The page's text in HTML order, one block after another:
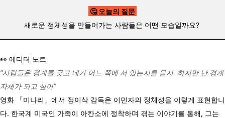
🤔 오늘의 질문
새로운 정체성을 만들어가는 사람들은 어떤 모습일까요?
👀 에디터 노트
“사람들은 경계를 긋고 네가 어느 쪽에 서 있는지를 묻지. 하지만 난 경계
자체가 되고 싶어”
영화 「미나리」에서 정이삭 감독은 이민자의 정체성을 이렇게 표현합니
다. 한국계 미국인 가족이 아칸소에 정착하며 겪는 이야기를 통해, 그는